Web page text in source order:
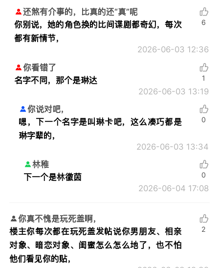
还煞有介事的，比真的还“真”呢
你别说，她的角色换的比间谍剧都奇幻，每次
都有新情节，
2026-06-03 12:36
6
你看错了
名字不同，那个是琳达
2026-06-03 13:19
1
你说对吧，
嗯，下一个名字是叫琳卡吧，这么凑巧都是
琳字辈的，
2026-06-03 13:34
0
林稚
下一个是林徽茵
2026-06-04 17:08
0
你真不愧是玩死盖啊，
楼主你每次都在玩死盖发帖说你男朋友、相亲
对象、暗恋对象、闺蜜怎么怎么地了，也不怕
他们看见你的贴，
2